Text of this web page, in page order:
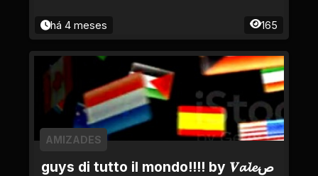
há 4 meses 165
guys di tutto il mondo!!!! by 𝑽𝓪𝓵𝓮ص
AMIZADES